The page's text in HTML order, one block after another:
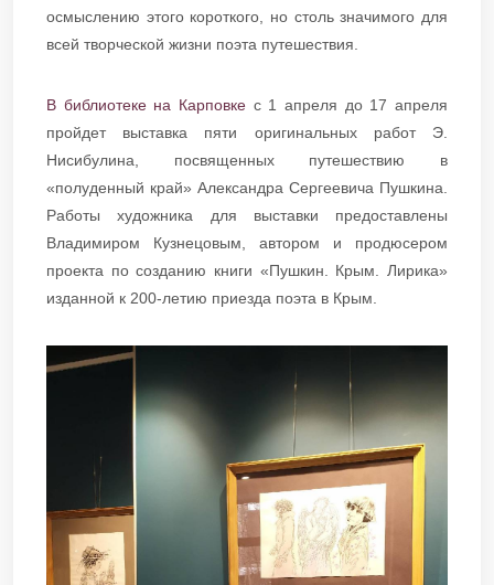
осмыслению этого короткого, но столь значимого для
всей творческой жизни поэта путешествия.
В библиотеке на Карповке с 1 апреля до 17 апреля
пройдет выставка пяти оригинальных работ Э.
Нисибулина, посвященных путешествию в
«полуденный край» Александра Сергеевича Пушкина.
Работы художника для выставки предоставлены
Владимиром Кузнецовым, автором и продюсером
проекта по созданию книги «Пушкин. Крым. Лирика»
изданной к 200-летию приезда поэта в Крым.